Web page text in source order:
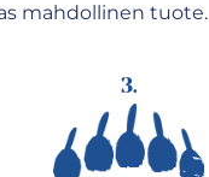
mahdollinen tuote.
3.